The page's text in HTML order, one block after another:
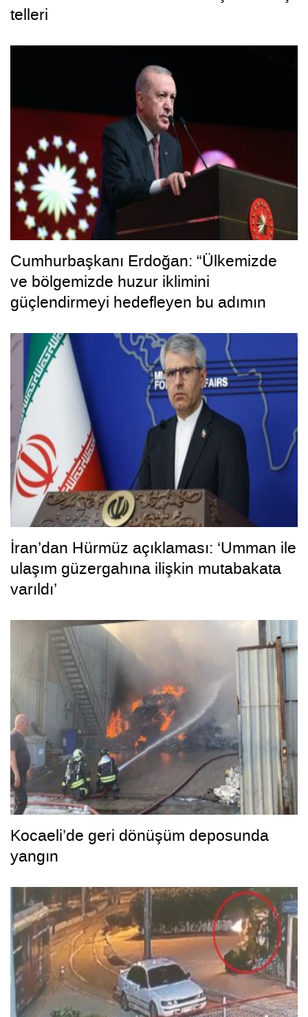
telleri
Cumhurbaşkanı Erdoğan: “Ülkemizde
ve bölgemizde huzur iklimini
güçlendirmeyi hedefleyen bu adımın
İran’dan Hürmüz açıklaması: ‘Umman ile
ulaşım güzergahına ilişkin mutabakata
varıldı’
Kocaeli’de geri dönüşüm deposunda
yangın